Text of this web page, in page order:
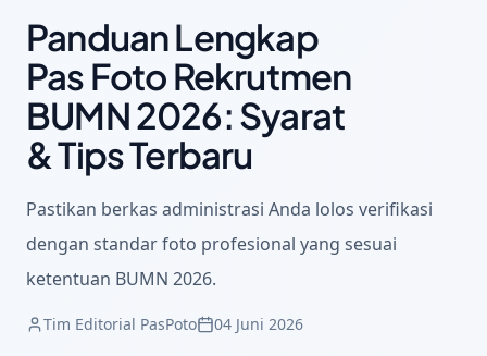
Panduan Lengkap
Pas Foto Rekrutmen
BUMN 2026: Syarat
& Tips Terbaru
Pastikan berkas administrasi Anda lolos verifikasi
dengan standar foto profesional yang sesuai
ketentuan BUMN 2026.
Tim Editorial PasPoto 04 Juni 2026